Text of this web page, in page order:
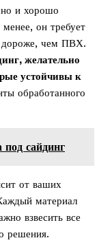
и хорошо
он требует
дороже, чем ПВХ.
желательно
устойчивы к
обработанного
сайдинг
от ваших
материал
взвесить все
решения.